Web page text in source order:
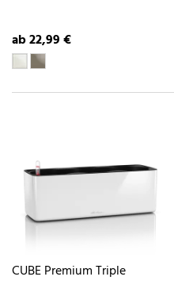
ab 22,99 €
CUBE Premium Triple